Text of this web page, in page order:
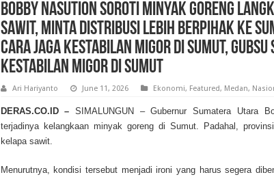
Bobby Nasution Soroti Minyak Goreng
Sawit, Minta Distribusi Lebih Berpihak ke
Cara Jaga Kestabilan Migor di Sumut, Gubsu
Kestabilan Migor di Sumut
Ari Hariyanto June 11, 2026 Ekonomi, Featured, Medan,
DERAS.CO.ID – SIMALUNGUN – Gubernur Sumatera Utara
terjadinya kelangkaan minyak goreng di Sumut. Padahal,
kelapa sawit.
Menurutnya, kondisi tersebut menjadi ironi yang harus segera